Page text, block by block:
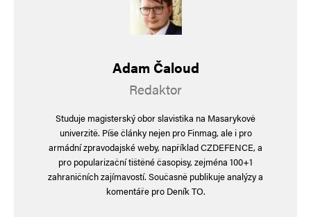
Webová stránka
Uložit do prohlížeče jméno, e-mail a webovou stránku pro budoucí
Informujte mě o nových komentářích e-mailem.
Informujte mě o nových příspěvcích e-mailem.
Alternative:
Adam Čaloud
Redaktor
Studuje magisterský obor slavistika na Masarykově
univerzitě. Píše články nejen pro Finmag, ale i pro
armádní zpravodajské weby, například CZDEFENCE, a
pro popularizační tištěné časopisy, zejména 100+1
zahraničních zajímavostí. Současně publikuje analýzy a
komentáře pro Deník TO.